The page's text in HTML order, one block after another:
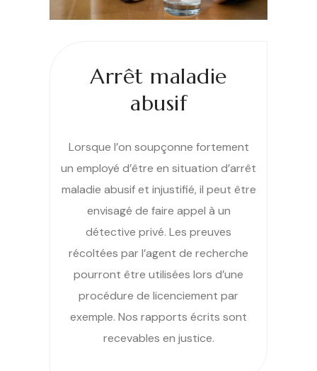
Arrêt maladie
abusif
Lorsque l’on soupçonne fortement
un employé d’être en situation d’arrêt
maladie abusif et injustifié, il peut être
envisagé de faire appel à un
détective privé. Les preuves
récoltées par l’agent de recherche
pourront être utilisées lors d’une
procédure de licenciement par
exemple. Nos rapports écrits sont
recevables en justice.